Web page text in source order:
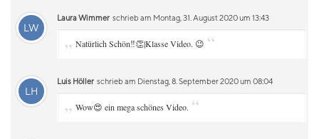
LW
Laura Wimmer schrieb am Montag, 31. August 2020 um 13:43
„ Natürlich Schön‼️👏|Klasse Video. 😉 “
LH
Luis Höller schrieb am Dienstag, 8. September 2020 um 08:04
„ Wow😍 ein mega schönes Video. “